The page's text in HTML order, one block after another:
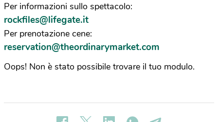
Per informazioni sullo spettacolo:
rockfiles@lifegate.it
Per prenotazione cene:
reservation@theordinarymarket.com
Oops! Non è stato possibile trovare il tuo modulo.